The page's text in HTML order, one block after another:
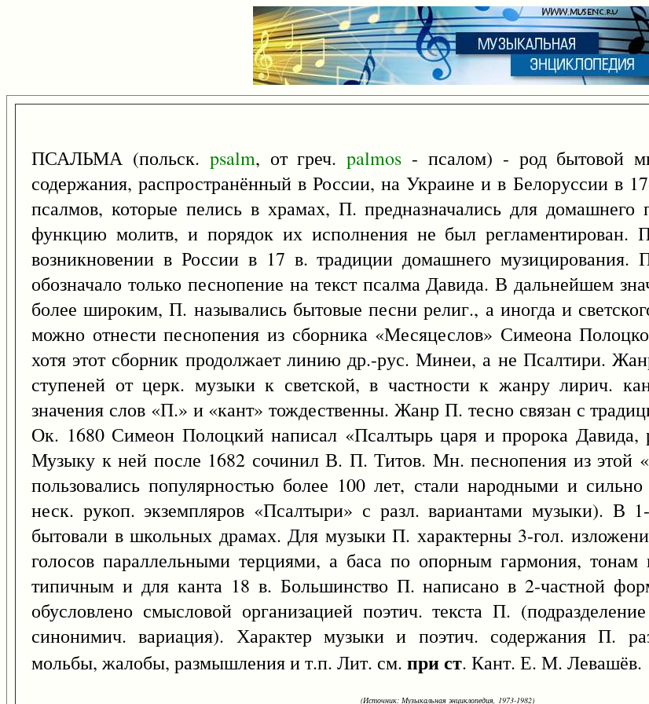
ПСАЛЬМА (польск. psalm, от греч.palmos - псалом) - род бытовой
содержания, распространённый в России, на Украине и в Белоруссии в
псалмов, которые пелись в храмах, П. предназначались для
функцию молитв, и порядок их исполнения не был регламентирован.
возникновении в России в 17 в. традиции домашнего музицирования.
обозначало только песнопение на текст псалма Давида. В дальнейшем
более широким, П. назывались бытовые песни религ., а иногда и
можно отнести песнопения из сборника «Месяцеслов» Симеона
хотя этот сборник продолжает линию др.-рус. Минеи, а не Псалтири.
ступеней от церк. музыки к светской, в частности к жанру лирич.
значения слов «П.» и «кант» тождественны. Жанр П. тесно связан с
Ок. 1680 Симеон Полоцкий написал «Псалтырь царя и пророка
Музыку к ней после 1682 сочинил В. П. Титов. Мн. песнопения из этой
пользовались популярностью более 100 лет, стали народными и
неск. рукоп. экземпляров «Псалтыри» с разл. вариантами музыки). В
бытовали в школьных драмах. Для музыки П. характерны 3-гол.
голосов параллельными терциями, а баса по опорным гармония, тонам
типичным и для канта 18 в. Большинство П. написано в 2-частной
обусловлено смысловой организацией поэтич. текста П.
синонимич. вариация). Характер музыки и поэтич. содержания П.
мольбы, жалобы, размышления и т.п. Лит. см. при ст. Кант. Е. М. Левашёв.
(Источник: Музыкальная энциклопедия, 1973-1982)